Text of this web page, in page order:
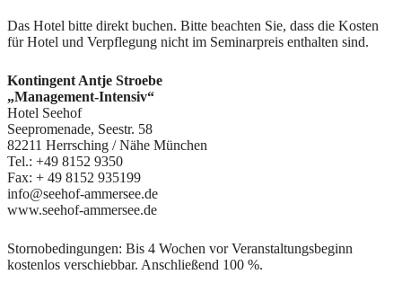
Das Hotel bitte direkt buchen. Bitte beachten Sie, dass die Kosten
für Hotel und Verpflegung nicht im Seminarpreis enthalten sind.
Kontingent Antje Stroebe
„Management-Intensiv“
Hotel Seehof
Seepromenade, Seestr. 58
82211 Herrsching / Nähe München
Tel.: +49 8152 9350
Fax: + 49 8152 935199
info@seehof-ammersee.de
www.seehof-ammersee.de
Stornobedingungen: Bis 4 Wochen vor Veranstaltungsbeginn
kostenlos verschiebbar. Anschließend 100 %.